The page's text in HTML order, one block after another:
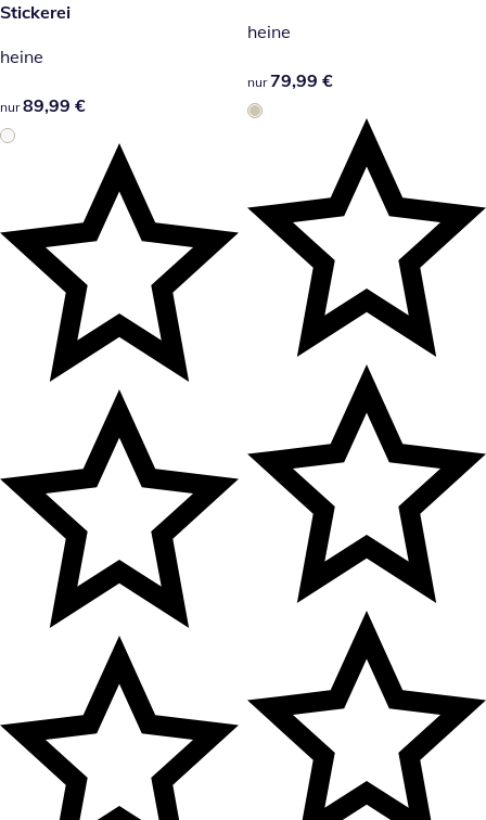
Stickerei
heine
89,99 €
nur 89,99 €
heine
79,99 €
nur 79,99 €